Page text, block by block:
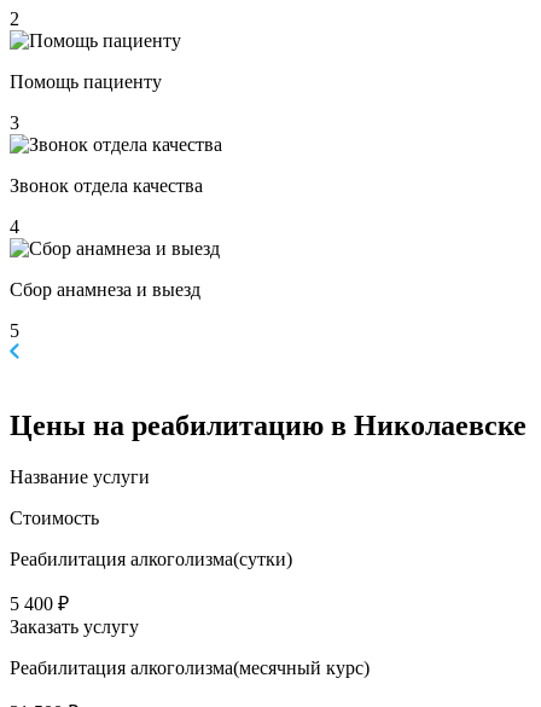
2
Помощь пациенту
3
Звонок отдела качества
4
Сбор анамнеза и выезд
5
Цены на реабилитацию в Николаевске
Название услуги
Стоимость
Реабилитация алкоголизма(cутки)
5 400 ₽
Заказать услугу
Реабилитация алкоголизма(месячный курс)